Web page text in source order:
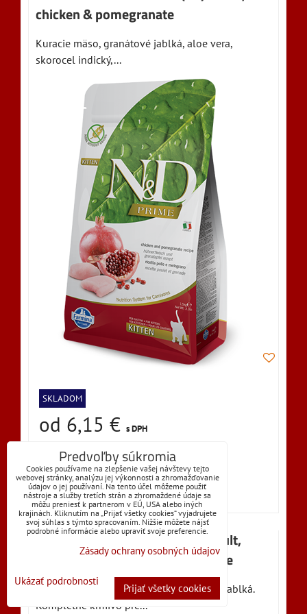
chicken & pomegranate
Kuracie mäso, granátové jablká, aloe vera,
skorocel indický,...
SKLADOM
od 6,15 € s DPH
Dostupnosť: Skladom
VYBERTE VARIANT
Farmina N&D cat PRIME (GF) adult,
neutered, chicken & pomegranate
NEUTERED – Kuracie mäso a granátové jablká.
Kompletné krmivo pre...
Predvoľby súkromia
Cookies používame na zlepšenie vašej návštevy tejto
webovej stránky, analýzu jej výkonnosti a zhromažďovanie
údajov o jej používaní. Na tento účel môžeme použiť
nástroje a služby tretích strán a zhromaždené údaje sa
môžu preniesť k partnerom v EÚ, USA alebo iných
krajinách. Kliknutím na „Prijať všetky cookies“ vyjadrujete
svoj súhlas s týmto spracovaním. Nižšie môžete nájsť
podrobné informácie alebo upraviť svoje preferencie.
Zásady ochrany osobných údajov
Ukázať podrobnosti
Prijať všetky cookies